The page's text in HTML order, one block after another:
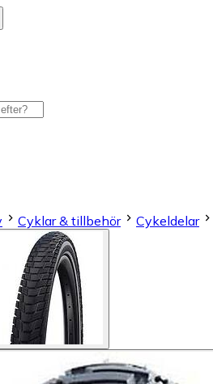
Cyklar & tillbehör Cykeldelar